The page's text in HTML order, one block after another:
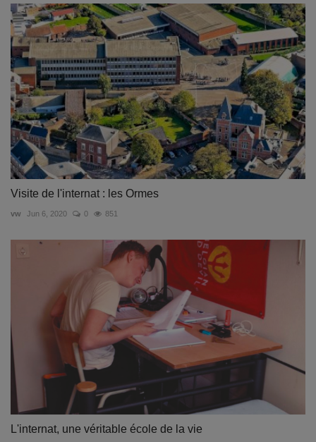
Visite de l'internat : les Ormes
vw Jun 6, 2020 0 851
L'internat, une véritable école de la vie